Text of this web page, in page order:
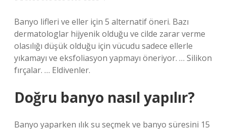
Banyo lifleri ve eller için 5 alternatif öneri. Bazı
dermatologlar hijyenik olduğu ve cilde zarar verme
olasılığı düşük olduğu için vücudu sadece ellerle
yıkamayı ve eksfoliasyon yapmayı öneriyor. … Silikon
fırçalar. … Eldivenler.
Doğru banyo nasıl yapılır?
Banyo yaparken ılık su seçmek ve banyo süresini 15